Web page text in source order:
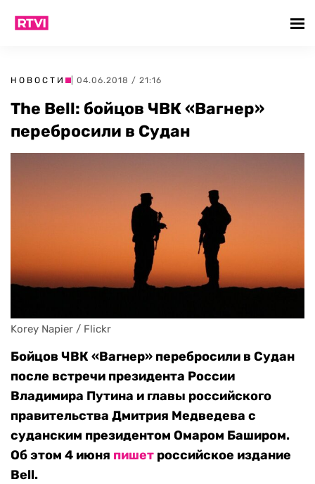
НОВОСТИ | 04.06.2018 / 21:16
The Bell: бойцов ЧВК «Вагнер»
перебросили в Судан
Korey Napier / Flickr
Бойцов ЧВК «Вагнер» перебросили в Судан
после встречи президента России
Владимира Путина и главы российского
правительства Дмитрия Медведева с
суданским президентом Омаром Баширом.
Об этом 4 июня пишет российское издание
Bell.